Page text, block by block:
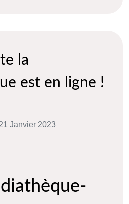
la
est en ligne !
Janvier 2023